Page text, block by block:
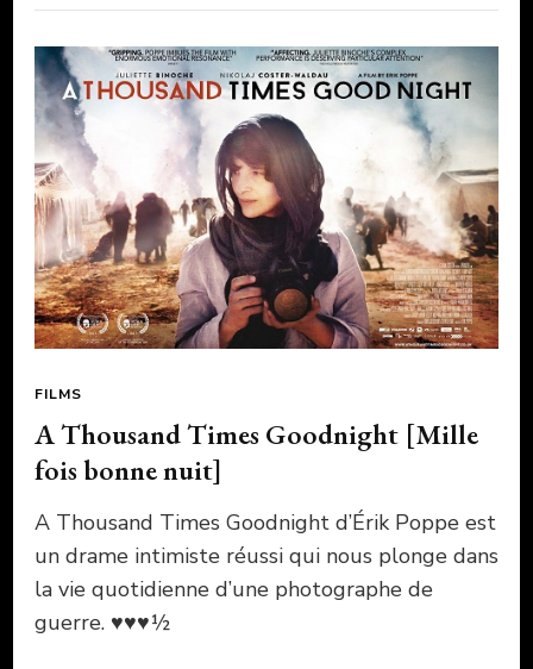
FILMS
A Thousand Times Goodnight [Mille
fois bonne nuit]
A Thousand Times Goodnight d’Érik Poppe est
un drame intimiste réussi qui nous plonge dans
la vie quotidienne d’une photographe de
guerre. ♥♥♥½